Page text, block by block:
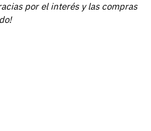
por el interés y las compras